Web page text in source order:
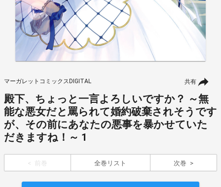
共有
マーガレットコミックスDIGITAL
殿下、ちょっと一言よろしいですか？ ～無
能な悪女だと罵られて婚約破棄されそうです
が、その前にあなたの悪事を暴かせていた
だきますね！～ 1
前巻 全巻リスト 次巻